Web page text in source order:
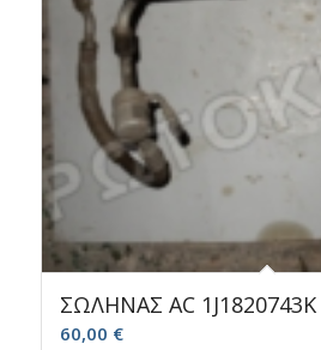
ΣΩΛΗΝΑΣ AC 1J1820743K
60,00 €